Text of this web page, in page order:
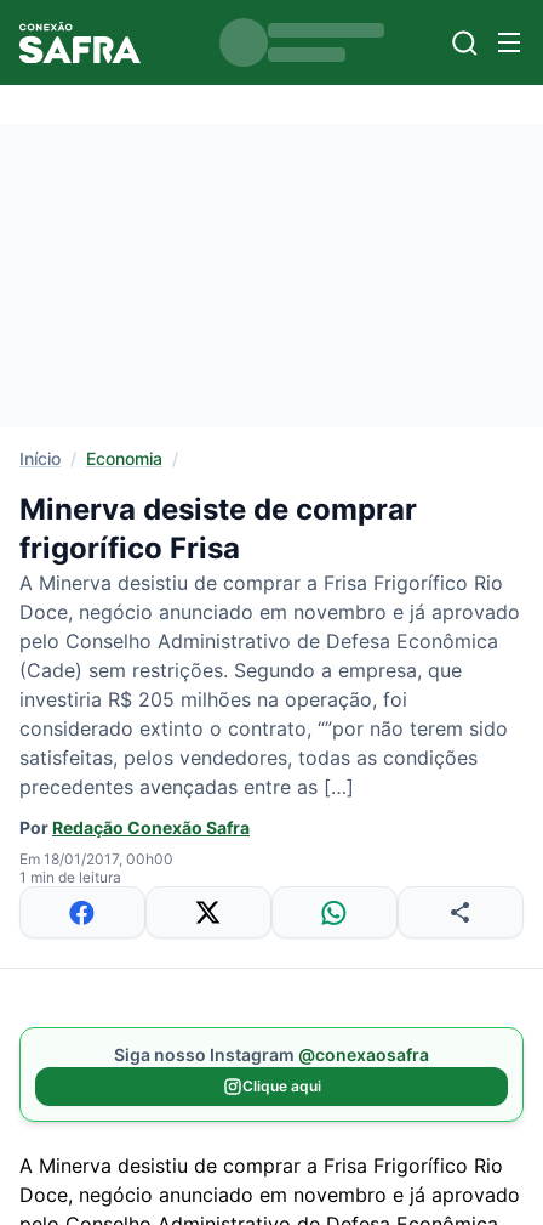
Início / Economia /
Minerva desiste de comprar
frigorífico Frisa
A Minerva desistiu de comprar a Frisa Frigorífico Rio
Doce, negócio anunciado em novembro e já aprovado
pelo Conselho Administrativo de Defesa Econômica
(Cade) sem restrições. Segundo a empresa, que
investiria R$ 205 milhões na operação, foi
considerado extinto o contrato, “”por não terem sido
satisfeitas, pelos vendedores, todas as condições
precedentes avençadas entre as […]
PorRedação Conexão Safra
Em 18/01/2017, 00h00
1 min de leitura
Siga nosso Instagram @conexaosafra
Clique aqui
A Minerva desistiu de comprar a Frisa Frigorífico Rio
Doce, negócio anunciado em novembro e já aprovado